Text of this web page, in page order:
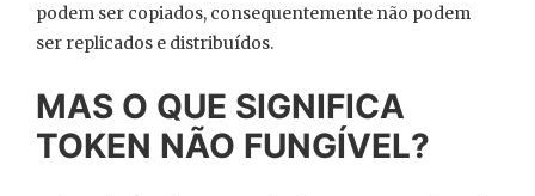
podem ser copiados, consequentemente não podem
ser replicados e distribuídos.
MAS O QUE SIGNIFICA
TOKEN NÃO FUNGÍVEL?